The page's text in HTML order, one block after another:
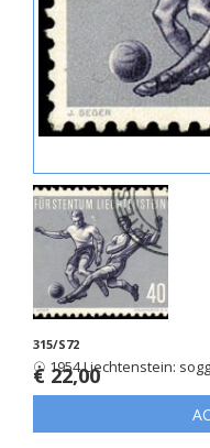
315/S72
☉ 1954 Liechtenstein:
€ 22,00